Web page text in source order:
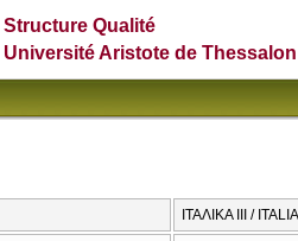
Structure Qualité
Université Aristote de
ΙΤΑΛΙΚΑ ΙΙΙ /